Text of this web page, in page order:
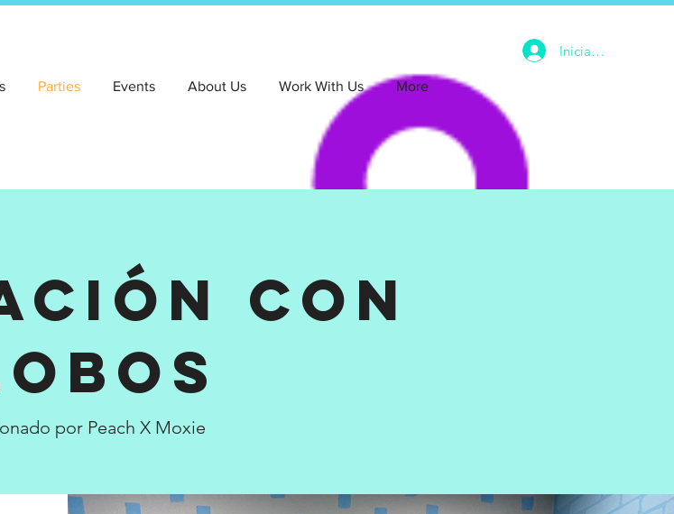
Parties Events About Us Work With Us More
Iniciar sesión
con
por Peach X Moxie